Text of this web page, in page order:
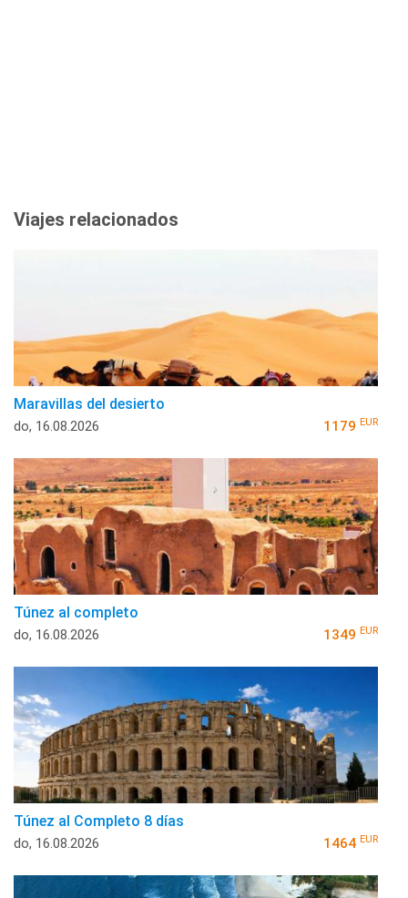
Viajes relacionados
Maravillas del desierto
do, 16.08.2026 1179 EUR
Túnez al completo
do, 16.08.2026 1349 EUR
Túnez al Completo 8 días
do, 16.08.2026 1464 EUR